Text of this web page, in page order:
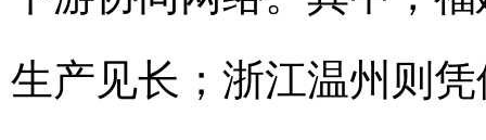
生产见长；浙江温州则